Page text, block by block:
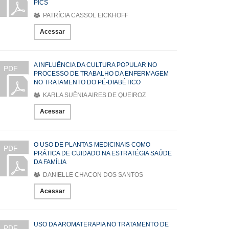
PICS
PATRÍCIA CASSOL EICKHOFF
Acessar
PDF
A INFLUÊNCIA DA CULTURA POPULAR NO
PROCESSO DE TRABALHO DA ENFERMAGEM
NO TRATAMENTO DO PÉ-DIABÉTICO
KARLA SUÊNIA AIRES DE QUEIROZ
Acessar
PDF
O USO DE PLANTAS MEDICINAIS COMO
PRÁTICA DE CUIDADO NA ESTRATÉGIA SAÚDE
DA FAMÍLIA
DANIELLE CHACON DOS SANTOS
Acessar
USO DA AROMATERAPIA NO TRATAMENTO DE